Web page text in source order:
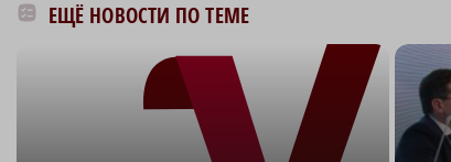
ЕЩЁ НОВОСТИ ПО ТЕМЕ